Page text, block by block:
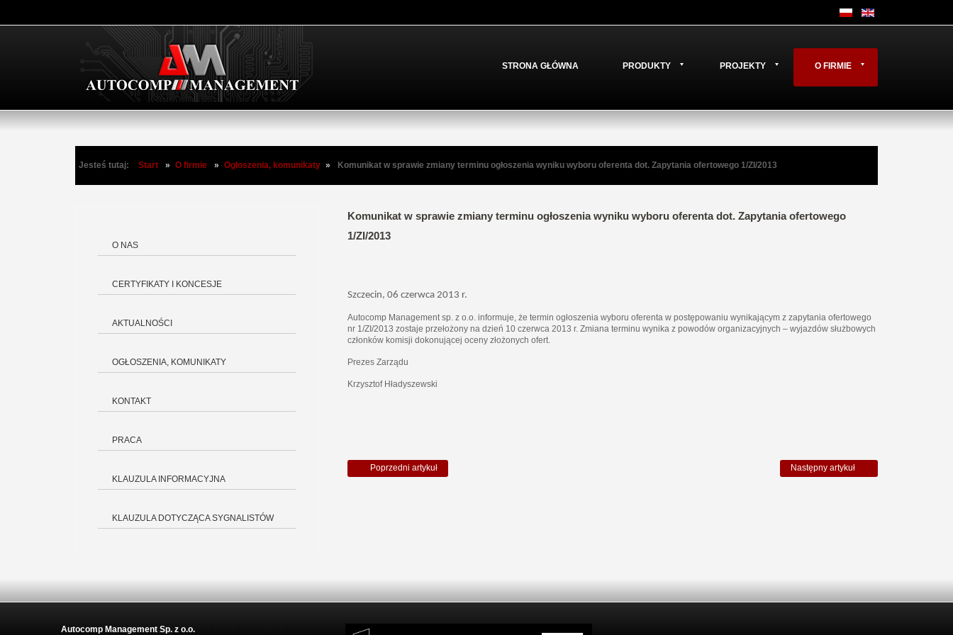
STRONA GŁÓWNA PRODUKTY PROJEKTY O FIRMIE
Jesteś tutaj: Start » O firmie » Ogłoszenia, komunikaty » Komunikat w sprawie zmiany terminu ogłoszenia wyniku wyboru oferenta dot. Zapytania ofertowego 1/ZI/2013
O NAS
CERTYFIKATY I KONCESJE
AKTUALNOŚCI
OGŁOSZENIA, KOMUNIKATY
KONTAKT
PRACA
KLAUZULA INFORMACYJNA
KLAUZULA DOTYCZĄCA SYGNALISTÓW
Komunikat w sprawie zmiany terminu ogłoszenia wyniku wyboru oferenta dot. Zapytania ofertowego
1/ZI/2013
Szczecin, 06 czerwca 2013 r.
Autocomp Management sp. z o.o. informuje, że termin ogłoszenia wyboru oferenta w postępowaniu wynikającym z zapytania ofertowego
nr 1/ZI/2013 zostaje przełożony na dzień 10 czerwca 2013 r. Zmiana terminu wynika z powodów organizacyjnych – wyjazdów służbowych
członków komisji dokonującej oceny złożonych ofert.
Prezes Zarządu
Krzysztof Hładyszewski
Poprzedni artykuł Następny artykuł
Autocomp Management Sp. z o.o.